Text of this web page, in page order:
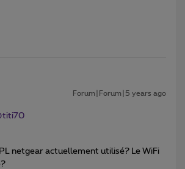
Forum|Forum|5 years ago
netgear actuellement utilisé? Le WiFi